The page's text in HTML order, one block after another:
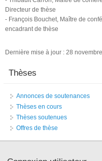
Directeur de thèse
- François Bouchet, Maître de
encadrant de thèse
Dernière mise à jour : 28
Thèses
Annonces de soutenances
Thèses en cours
Thèses soutenues
Offres de thèse